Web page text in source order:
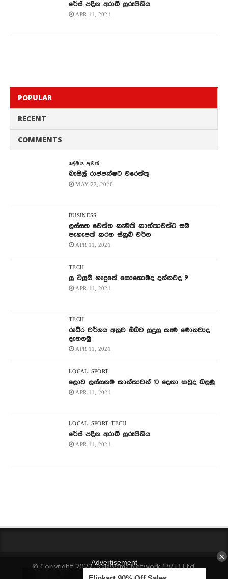
රේස් පදින අරාබි සුරූපිනිය
APR 11, 2021
POPULAR
RECENT
COMMENTS
දේශිය පුවත්
බැසිල් රාජපක්ෂට වරෙන්තු
MAY 22, 2026
BUSINESS
ලස්සන වෙන්න කැමති කාන්තාවන්ට සම
පැහැපත් කරන ස්ක්‍රබ් වර්ග
APR 11, 2021
TECH
යු ටියුබ් හැදුනේ කොහොමද දන්නවද ?
APR 11, 2021
TECH
රුධිර වර්ගය අනුව ඔබට සුදුසු කෑම මොනවාද
දැනගමු
APR 11, 2021
LOCAL SPORT
ලොව ලස්සනම කාන්තාවන් 10 දෙනා කවුද බලමු
APR 11, 2021
LOCAL SPORT TECH
රේස් පදින අරාබි සුරූපිනිය
APR 11, 2021
© Copyright 2022- Kalawama Network (PVT) Ltd.